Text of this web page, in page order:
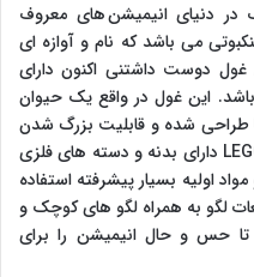
دنیای انیمیشن های معروف
می باشد که نام و آوازه ای
غول دوست داشتنی اکنون دارای
این غول در واقع یک حیوان
طراحی شده و قابلیت بزرگ شدن
و تغییر دارد. لگو بن تن مدل LEGO JUNIE دارای بدنه و دسته های فلزی
اولیه بسیار پیشرفته استفاده
لگو به همراه لگو های کوچک و
حس و حال انیمیشن را برای